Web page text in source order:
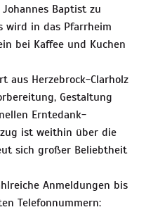
Baptist zu
wird in das Pfarrheim
bei Kaffee und Kuchen
aus Herzebrock-Clarholz
Gestaltung
Erntedank-
ist weithin über die
sich großer Beliebtheit
Anmeldungen bis
Telefonnummern: